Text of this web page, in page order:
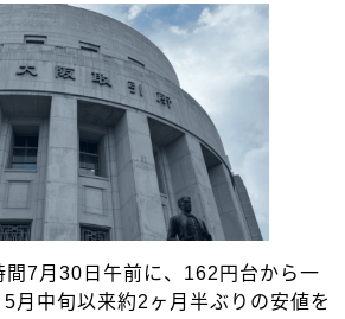
間7月30日午前に、162円台から一
月中旬以来約2ヶ月半ぶりの安値を